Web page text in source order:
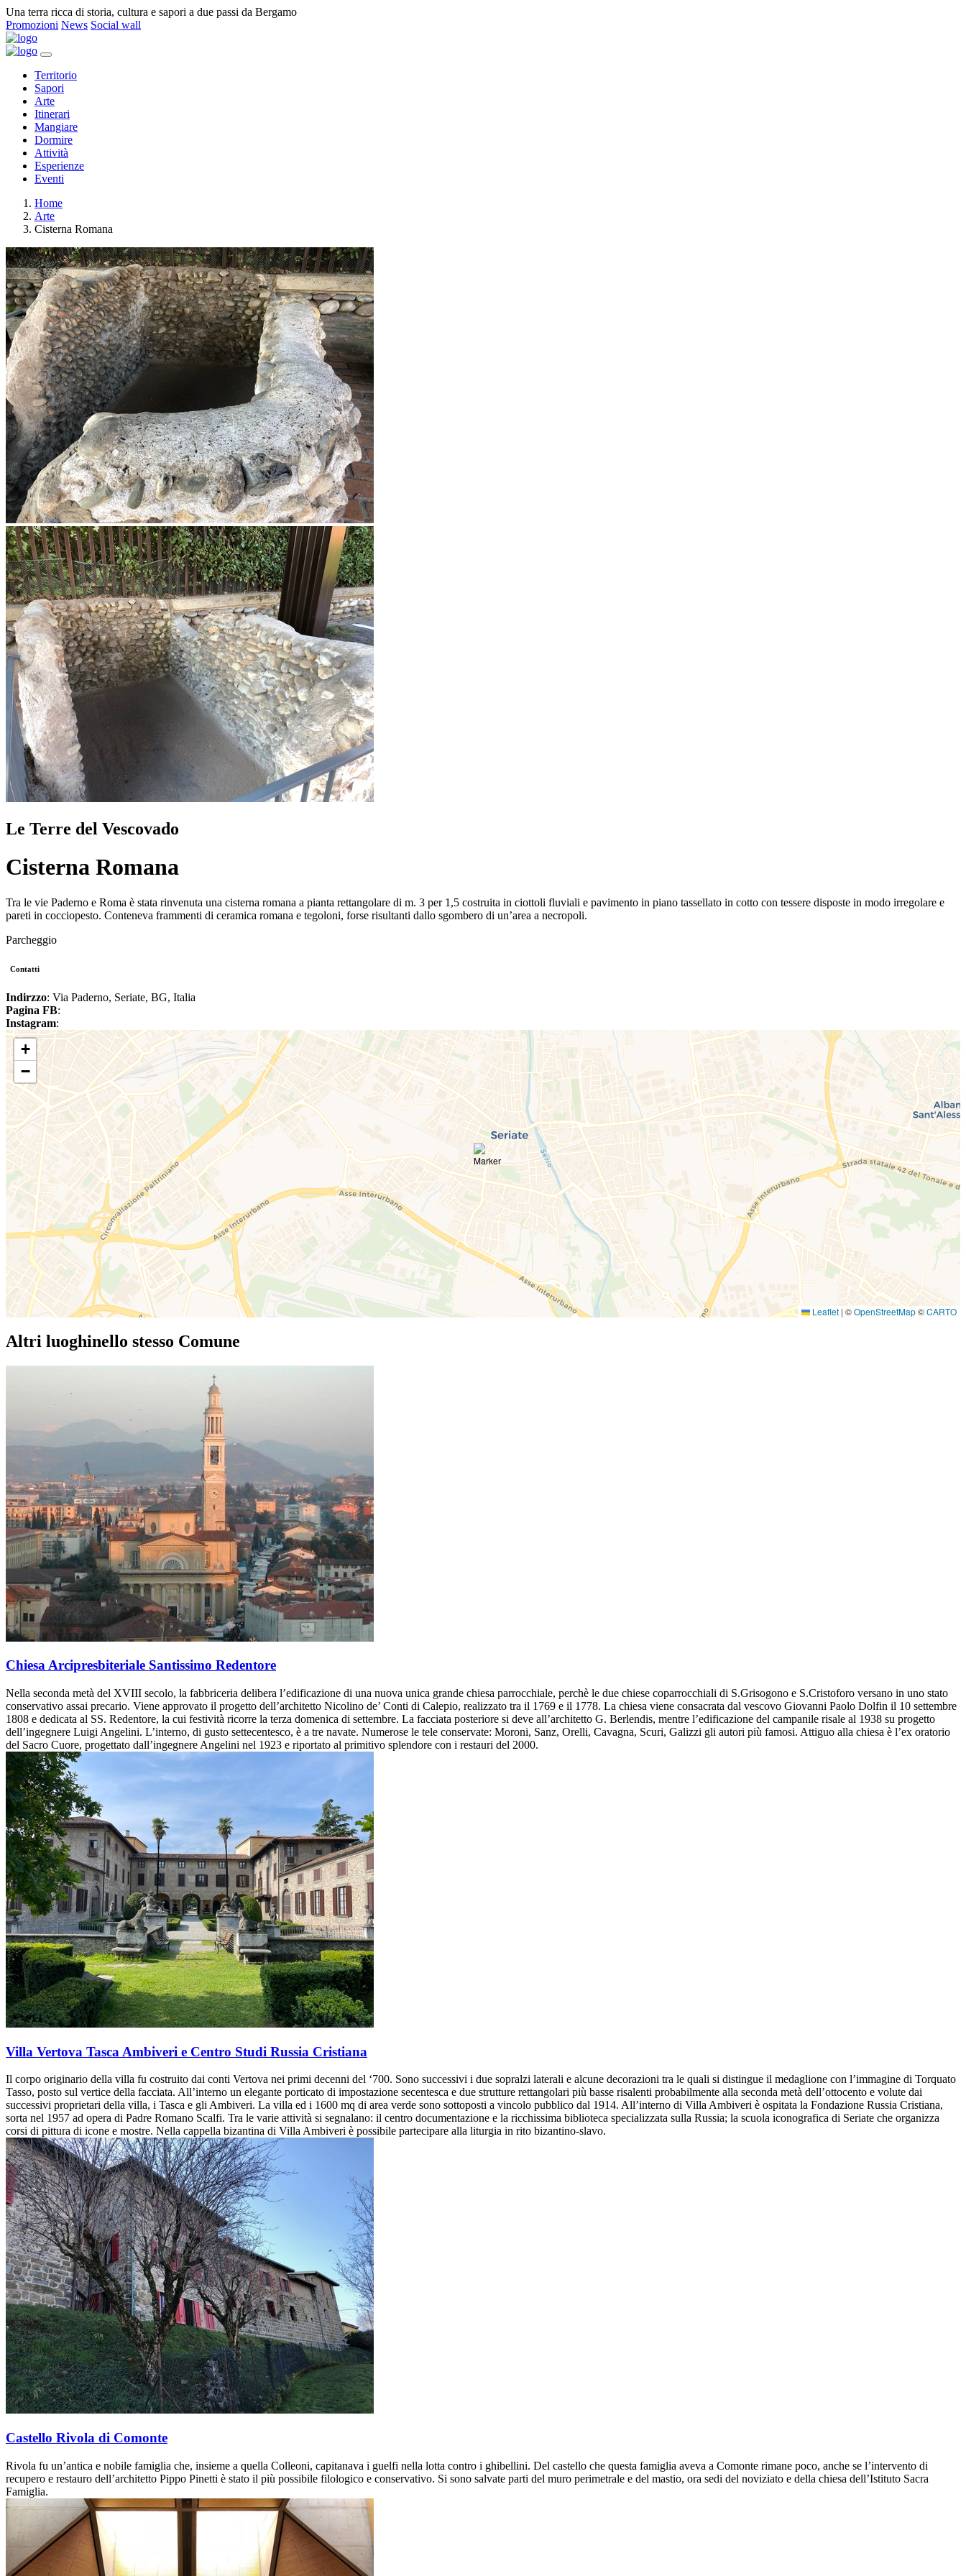
Una terra ricca di storia, cultura e sapori a due passi da Bergamo
Promozioni News Social wall
Territorio
Sapori
Arte
Itinerari
Mangiare
Dormire
Attività
Esperienze
Eventi
Home
Arte
Cisterna Romana
Le Terre del Vescovado
Cisterna Romana
Tra le vie Paderno e Roma è stata rinvenuta una cisterna romana a pianta rettangolare di m. 3 per 1,5 costruita in ciottoli fluviali e pavimento in piano tassellato in cotto con tessere disposte in modo irregolare e
pareti in cocciopesto. Conteneva frammenti di ceramica romana e tegoloni, forse risultanti dallo sgombero di un’area a necropoli.
Parcheggio
Contatti
Indirzzo: Via Paderno, Seriate, BG, Italia
Pagina FB:
Instagram:
+
−
Leaflet | ©OpenStreetMap©CARTO
Altri luoghinello stesso Comune
Chiesa Arcipresbiteriale Santissimo Redentore
Nella seconda metà del XVIII secolo, la fabbriceria delibera l’edificazione di una nuova unica grande chiesa parrocchiale, perchè le due chiese coparrocchiali di S.Grisogono e S.Cristoforo versano in uno stato
conservativo assai precario. Viene approvato il progetto dell’architetto Nicolino de’ Conti di Calepio, realizzato tra il 1769 e il 1778. La chiesa viene consacrata dal vescovo Giovanni Paolo Dolfin il 10 settembre
1808 e dedicata al SS. Redentore, la cui festività ricorre la terza domenica di settembre. La facciata posteriore si deve all’architetto G. Berlendis, mentre l’edificazione del campanile risale al 1938 su progetto
dell’ingegnere Luigi Angelini. L’interno, di gusto settecentesco, è a tre navate. Numerose le tele conservate: Moroni, Sanz, Orelli, Cavagna, Scuri, Galizzi gli autori più famosi. Attiguo alla chiesa è l’ex oratorio
del Sacro Cuore, progettato dall’ingegnere Angelini nel 1923 e riportato al primitivo splendore con i restauri del 2000.
Villa Vertova Tasca Ambiveri e Centro Studi Russia Cristiana
Il corpo originario della villa fu costruito dai conti Vertova nei primi decenni del ‘700. Sono successivi i due sopralzi laterali e alcune decorazioni tra le quali si distingue il medaglione con l’immagine di Torquato
Tasso, posto sul vertice della facciata. All’interno un elegante porticato di impostazione secentesca e due strutture rettangolari più basse risalenti probabilmente alla seconda metà dell’ottocento e volute dai
successivi proprietari della villa, i Tasca e gli Ambiveri. La villa ed i 1600 mq di area verde sono sottoposti a vincolo pubblico dal 1914. All’interno di Villa Ambiveri è ospitata la Fondazione Russia Cristiana,
sorta nel 1957 ad opera di Padre Romano Scalfi. Tra le varie attività si segnalano: il centro documentazione e la ricchissima biblioteca specializzata sulla Russia; la scuola iconografica di Seriate che organizza
corsi di pittura di icone e mostre. Nella cappella bizantina di Villa Ambiveri è possibile partecipare alla liturgia in rito bizantino-slavo.
Castello Rivola di Comonte
Rivola fu un’antica e nobile famiglia che, insieme a quella Colleoni, capitanava i guelfi nella lotta contro i ghibellini. Del castello che questa famiglia aveva a Comonte rimane poco, anche se l’intervento di
recupero e restauro dell’architetto Pippo Pinetti è stato il più possibile filologico e conservativo. Si sono salvate parti del muro perimetrale e del mastio, ora sedi del noviziato e della chiesa dell’Istituto Sacra
Famiglia.